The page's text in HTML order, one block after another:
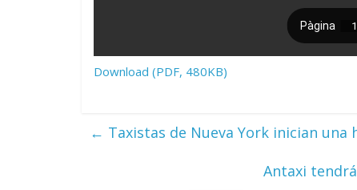
Download (PDF, 480KB)
← Taxistas de Nueva York inician
Antaxi